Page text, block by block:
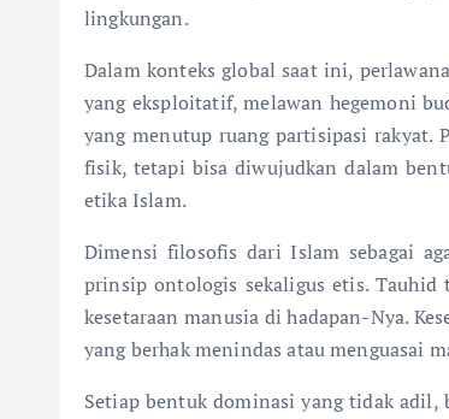
lingkungan.
Dalam konteks global saat ini,
yang eksploitatif, melawan hegemoni
yang menutup ruang partisipasi rakyat.
fisik, tetapi bisa diwujudkan dalam
etika Islam.
Dimensi filosofis dari Islam sebagai
prinsip ontologis sekaligus etis. Tauhid
kesetaraan manusia di hadapan-Nya.
yang berhak menindas atau menguasai
Setiap bentuk dominasi yang tidak